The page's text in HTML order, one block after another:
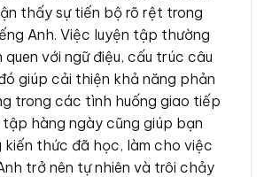
thấy sự tiến bộ rõ rệt trong
Anh. Việc luyện tập thường
quen với ngữ điệu, cấu trúc câu
giúp cải thiện khả năng phản
trong các tình huống giao tiếp
hàng ngày cũng giúp bạn
kiến thức đã học, làm cho việc
trở nên tự nhiên và trôi chảy